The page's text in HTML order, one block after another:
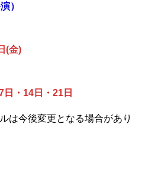
）
(金)
・14日・21日
は今後変更となる場合があり